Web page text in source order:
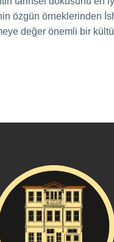
özgün örneklerinden
değer önemli bir